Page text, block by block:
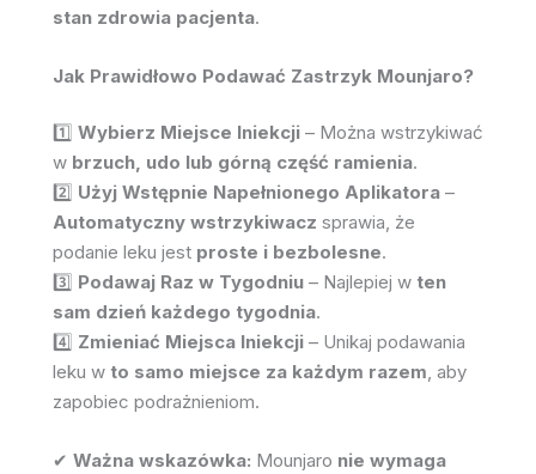
stan zdrowia pacjenta.
Jak Prawidłowo Podawać Zastrzyk Mounjaro?
1️⃣ Wybierz Miejsce Iniekcji – Można wstrzykiwać
w brzuch, udo lub górną część ramienia.
2️⃣ Użyj Wstępnie Napełnionego Aplikatora –
Automatyczny wstrzykiwacz sprawia, że
podanie leku jest proste i bezbolesne.
3️⃣ Podawaj Raz w Tygodniu – Najlepiej w ten
sam dzień każdego tygodnia.
4️⃣ Zmieniać Miejsca Iniekcji – Unikaj podawania
leku w to samo miejsce za każdym razem, aby
zapobiec podrażnieniom.
✔ Ważna wskazówka: Mounjaro nie wymaga